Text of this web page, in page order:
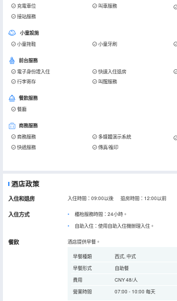
充電車位 叫車服務
接站服務
小童設施
小童拖鞋 小童牙刷
前台服務
電子身份證入住 快速入住退房
行李寄存
叫醒服務
餐飲服務
餐廳
商務服務
商務服務 多媒體演示系統
快遞服務 傳真/複印
酒店政策
入住和退房 入住時間：09:00以後 退房時間：12:00以前
入住方式
櫃枱服務時間：24小時。
自助入住：使用自助入住機辦理入住。
餐飲 酒店提供早餐。
早餐種類
西式, 中式
早餐形式
自助餐
費用
CNY 48/人
營業時間
07:00 - 10:00 每天